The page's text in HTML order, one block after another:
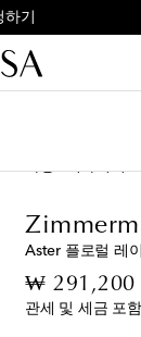
첫 걸음
Aster 플로럴 레
₩ 291,200
관세 및 세금 포
Y 2 품절 임박
Y 4 품절 임박
Y 6 품절 임박